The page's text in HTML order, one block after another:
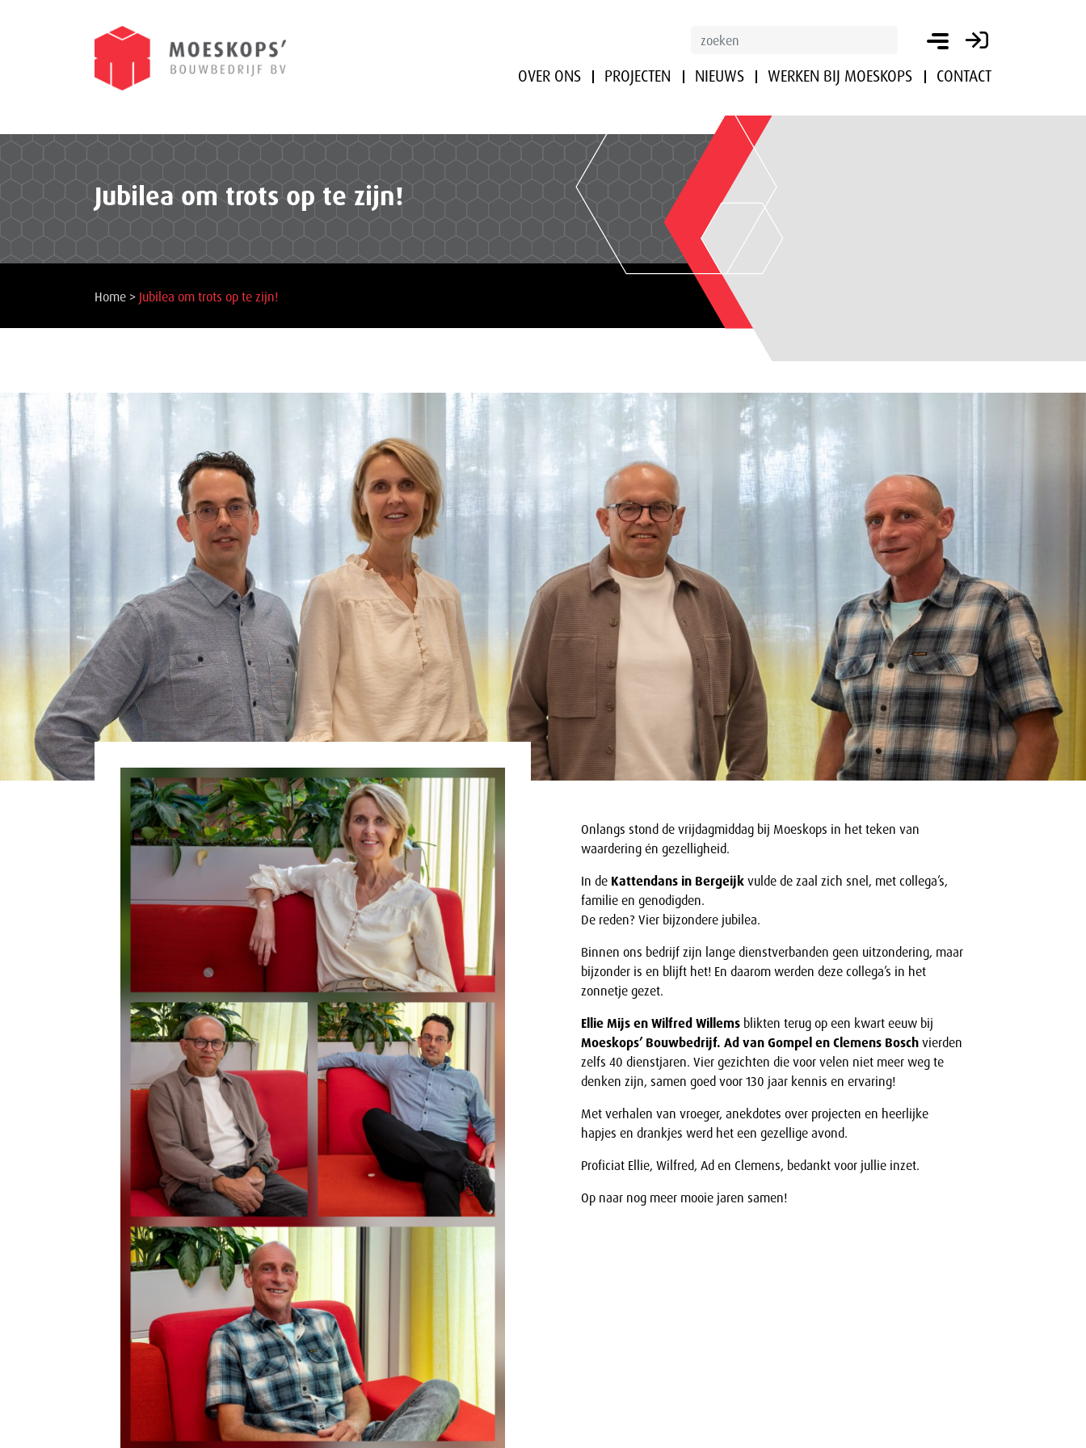
OVER ONS PROJECTEN NIEUWS WERKEN BIJ MOESKOPS CONTACT
Jubilea om trots op te zijn!
Home > Jubilea om trots op te zijn!
Onlangs stond de vrijdagmiddag bij Moeskops in het teken van
waardering én gezelligheid.
In de Kattendans in Bergeijk vulde de zaal zich snel, met collega’s,
familie en genodigden.
De reden? Vier bijzondere jubilea.
Binnen ons bedrijf zijn lange dienstverbanden geen uitzondering, maar
bijzonder is en blijft het! En daarom werden deze collega’s in het
zonnetje gezet.
Ellie Mijs en Wilfred Willems blikten terug op een kwart eeuw bij
Moeskops’ Bouwbedrijf. Ad van Gompel en Clemens Bosch vierden
zelfs 40 dienstjaren. Vier gezichten die voor velen niet meer weg te
denken zijn, samen goed voor 130 jaar kennis en ervaring!
Met verhalen van vroeger, anekdotes over projecten en heerlijke
hapjes en drankjes werd het een gezellige avond.
Proficiat Ellie, Wilfred, Ad en Clemens, bedankt voor jullie inzet.
Op naar nog meer mooie jaren samen!